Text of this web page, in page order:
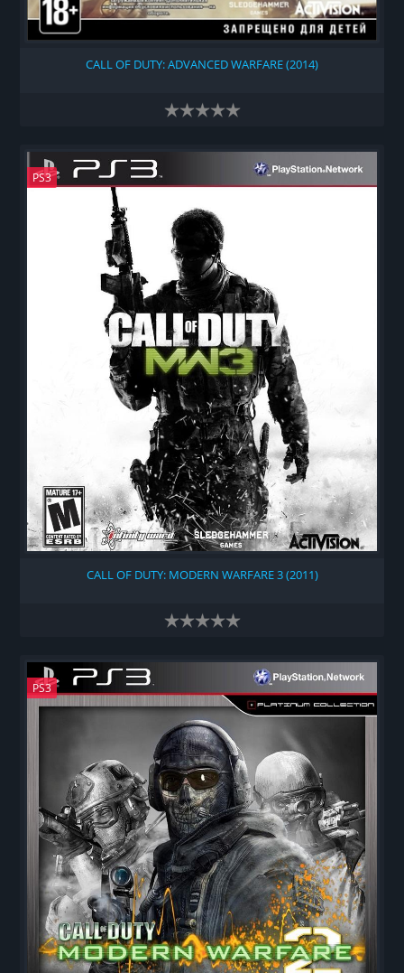
CALL OF DUTY: ADVANCED WARFARE (2014)
PS3
CALL OF DUTY: MODERN WARFARE 3 (2011)
PS3